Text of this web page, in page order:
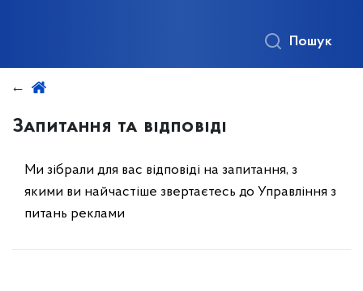
Пошук
Запитання та відповіді
Ми зібрали для вас відповіді на запитання, з
якими ви найчастіше звертаєтесь до Управління з
питань реклами